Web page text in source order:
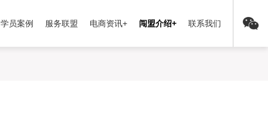
学员案例 服务联盟 电商资讯+ 闯盟介绍+ 联系我们